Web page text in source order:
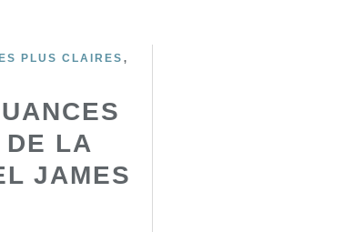
PLUS CLAIRES ,
LA
JAMES